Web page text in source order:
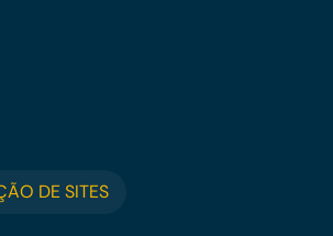
DE SITES